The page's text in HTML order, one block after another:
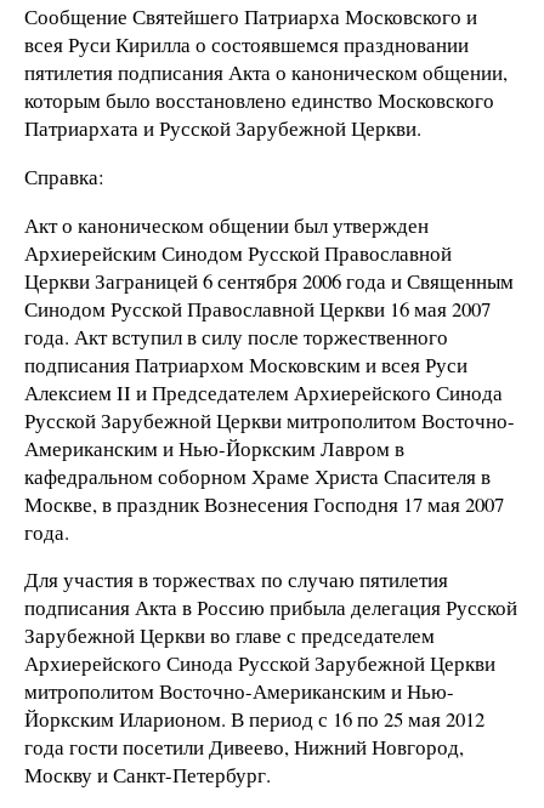
Сообщение Святейшего Патриарха Московского и
всея Руси Кирилла о состоявшемся праздновании
пятилетия подписания Акта о каноническом общении,
которым было восстановлено единство Московского
Патриархата и Русской Зарубежной Церкви.
Справка:
Акт о каноническом общении был утвержден
Архиерейским Синодом Русской Православной
Церкви Заграницей 6 сентября 2006 года и Священным
Синодом Русской Православной Церкви 16 мая 2007
года. Акт вступил в силу после торжественного
подписания Патриархом Московским и всея Руси
Алексием II и Председателем Архиерейского Синода
Русской Зарубежной Церкви митрополитом Восточно-
Американским и Нью-Йоркским Лавром в
кафедральном соборном Храме Христа Спасителя в
Москве, в праздник Вознесения Господня 17 мая 2007
года.
Для участия в торжествах по случаю пятилетия
подписания Акта в Россию прибыла делегация Русской
Зарубежной Церкви во главе с председателем
Архиерейского Синода Русской Зарубежной Церкви
митрополитом Восточно-Американским и Нью-
Йоркским Иларионом. В период с 16 по 25 мая 2012
года гости посетили Дивеево, Нижний Новгород,
Москву и Санкт-Петербург.